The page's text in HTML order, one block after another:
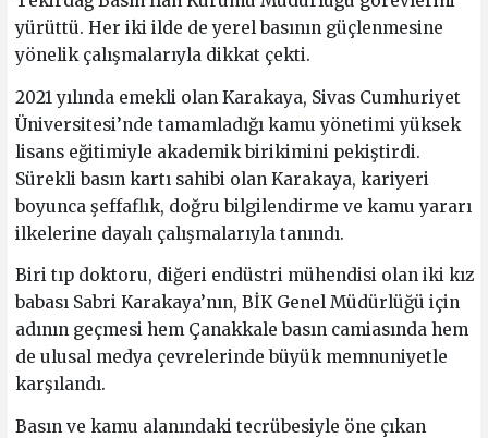
yürüttü. Her iki ilde de yerel basının güçlenmesine
yönelik çalışmalarıyla dikkat çekti.
2021 yılında emekli olan Karakaya, Sivas Cumhuriyet
Üniversitesi’nde tamamladığı kamu yönetimi yüksek
lisans eğitimiyle akademik birikimini pekiştirdi.
Sürekli basın kartı sahibi olan Karakaya, kariyeri
boyunca şeffaflık, doğru bilgilendirme ve kamu yararı
ilkelerine dayalı çalışmalarıyla tanındı.
Biri tıp doktoru, diğeri endüstri mühendisi olan iki kız
babası Sabri Karakaya’nın, BİK Genel Müdürlüğü için
adının geçmesi hem Çanakkale basın camiasında hem
de ulusal medya çevrelerinde büyük memnuniyetle
karşılandı.
Basın ve kamu alanındaki tecrübesiyle öne çıkan